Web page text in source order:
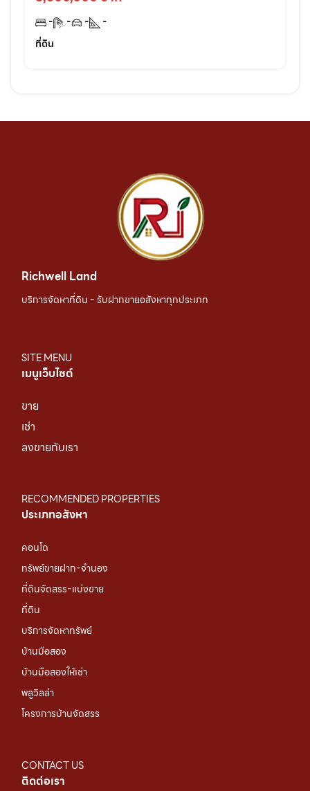
- - -
-
ที่ดิน
Richwell Land
บริการจัดหาที่ดิน - รับฝากขายอสังหาทุกประเภท
SITE MENU
เมนูเว็บไซต์
ขาย
เช่า
ลงขายกับเรา
RECOMMENDED PROPERTIES
ประเภทอสังหา
คอนโด
ทรัพย์ขายฝาก-จำนอง
ที่ดินจัดสรร-แบ่งขาย
ที่ดิน
บริการจัดหาทรัพย์
บ้านมือสอง
บ้านมือสองให้เช่า
พลูวิลล่า
โครงการบ้านจัดสรร
CONTACT US
ติดต่อเรา